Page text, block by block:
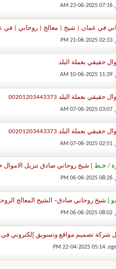
‏, 23-06-2025 07:16 AM
في عمان | شيخ | معالج | روحاني | في
‏, 21-06-2025 02:33 PM
حقيقي بعملة البلد
‏, 10-06-2025 11:39 AM
بعملة البلد 00201203443373
‏, 07-06-2025 03:07 AM
بعملة البلد 00201203443373
‏, 07-06-2025 02:51 AM
/ خـط ] شيخ روحاني صادق تنزيل الاموال خلال ساعة
‏, 06-06-2025 08:26 PM
] شيخ روحاني صادق– الشيخ المعالج الروحاني طلال نور –
‏, 06-06-2025 08:02 PM
شركة تصميم مواقع وتسويق إلكتروني
‏, 22-04-2025 05:14 PM